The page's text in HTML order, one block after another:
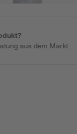
aus dem Markt